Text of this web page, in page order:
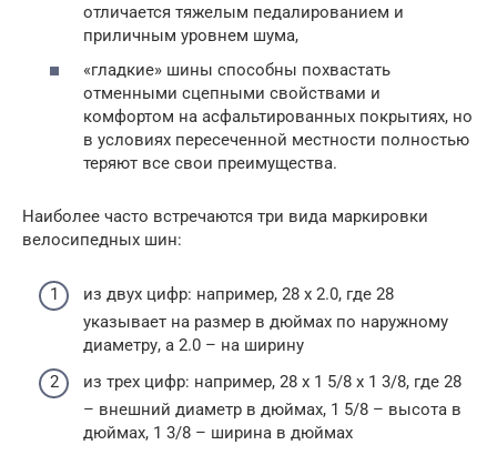
отличается тяжелым педалированием и
приличным уровнем шума,
«гладкие» шины способны похвастать
отменными сцепными свойствами и
комфортом на асфальтированных покрытиях, но
в условиях пересеченной местности полностью
теряют все свои преимущества.
Наиболее часто встречаются три вида маркировки
велосипедных шин:
из двух цифр: например, 28 x 2.0, где 28
указывает на размер в дюймах по наружному
диаметру, а 2.0 – на ширину
из трех цифр: например, 28 x 1 5/8 x 1 3/8, где 28
– внешний диаметр в дюймах, 1 5/8 – высота в
дюймах, 1 3/8 – ширина в дюймах